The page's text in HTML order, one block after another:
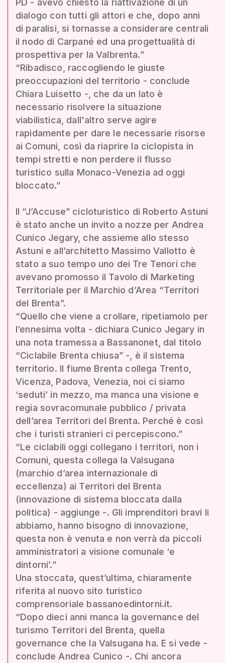
PD - avevo chiesto la riattivazione di un
dialogo con tutti gli attori e che, dopo anni
di paralisi, si tornasse a considerare centrali
il nodo di Carpané ed una progettualità di
prospettiva per la Valbrenta.”
“Ribadisco, raccogliendo le giuste
preoccupazioni del territorio - conclude
Chiara Luisetto -, che da un lato è
necessario risolvere la situazione
viabilistica, dall'altro serve agire
rapidamente per dare le necessarie risorse
ai Comuni, così da riaprire la ciclopista in
tempi stretti e non perdere il flusso
turistico sulla Monaco-Venezia ad oggi
bloccato.”
Il “J’Accuse” cicloturistico di Roberto Astuni
è stato anche un invito a nozze per Andrea
Cunico Jegary, che assieme allo stesso
Astuni e all’architetto Massimo Vallotto è
stato a suo tempo uno dei Tre Tenori che
avevano promosso il Tavolo di Marketing
Territoriale per il Marchio d’Area “Territori
del Brenta”.
“Quello che viene a crollare, ripetiamolo per
l’ennesima volta - dichiara Cunico Jegary in
una nota tramessa a Bassanonet, dal titolo
“Ciclabile Brenta chiusa” -, è il sistema
territorio. Il fiume Brenta collega Trento,
Vicenza, Padova, Venezia, noi ci siamo
‘seduti’ in mezzo, ma manca una visione e
regia sovracomunale pubblico / privata
dell’area Territori del Brenta. Perché è così
che i turisti stranieri ci percepiscono.”
“Le ciclabili oggi collegano i territori, non i
Comuni, questa collega la Valsugana
(marchio d’area internazionale di
eccellenza) ai Territori del Brenta
(innovazione di sistema bloccata dalla
politica) - aggiunge -. Gli imprenditori bravi li
abbiamo, hanno bisogno di innovazione,
questa non è venuta e non verrà da piccoli
amministratori a visione comunale ‘e
dintorni’.”
Una stoccata, quest’ultima, chiaramente
riferita al nuovo sito turistico
comprensoriale bassanoedintorni.it.
“Dopo dieci anni manca la governance del
turismo Territori del Brenta, quella
governance che la Valsugana ha. E si vede -
conclude Andrea Cunico -. Chi ancora